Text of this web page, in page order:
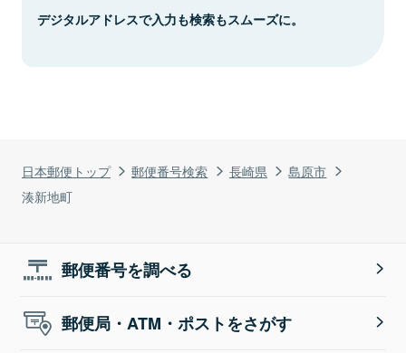
日本郵便トップ 郵便番号検索 長崎県
島原市
湊新地町
デジタルアドレスで入力も検索もスムーズに。
郵便番号を調べる
郵便局・ATM・ポストをさがす